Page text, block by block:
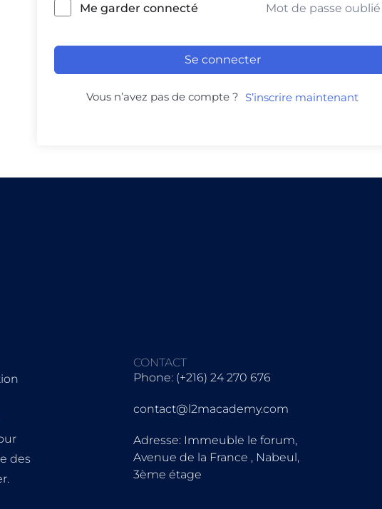
Me garder connecté Mot de passe oublié
Se connecter
Vous n’avez pas de compte ? S’inscrire maintenant
des
CONTACT
Phone: (+216) 24 270 676
contact@l2macademy.com
Adresse: Immeuble le forum,
Avenue de la France , Nabeul,
3ème étage